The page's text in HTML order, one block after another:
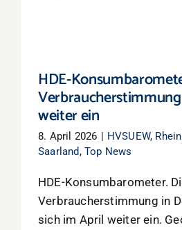
HDE-
weiter ein
8. April 2026 | HVSUEW,
Saarland,Top News
HDE-Konsumbarometer.
Verbraucherstimmung in
sich im April weiter ein.